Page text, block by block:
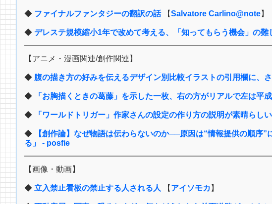
◆ ファイナルファンタジーの翻訳の話【Salvatore Carlino@note】
◆ デレステ規模縮小1年で改めて考える、「知ってもらう機会」の難
【アニメ・漫画関連/創作関連】
◆ 腹の描き方の好みを伝えるデザイン別比較イラストの引用欄に、
◆ 「お胸描くときの葛藤」を示した一枚、右の方がリアルで左は
◆ 「ワールドトリガー」作家さんの設定の作り方の説明が素晴らしい
◆
【創作論】なぜ物語は伝わらないのか──原因は“情報提供の順序
る」 - posfie
【画像・動画】
◆ 立入禁止看板の禁止する人される人 【 アイソモカ 】